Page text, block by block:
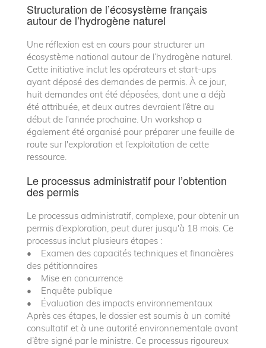
Structuration de l’écosystème français
autour de l’hydrogène naturel
Une réflexion est en cours pour structurer un
écosystème national autour de l’hydrogène naturel.
Cette initiative inclut les opérateurs et start-ups
ayant déposé des demandes de permis. À ce jour,
huit demandes ont été déposées, dont une a déjà
été attribuée, et deux autres devraient l’être au
début de l'année prochaine. Un workshop a
également été organisé pour préparer une feuille de
route sur l'exploration et l’exploitation de cette
ressource.
Le processus administratif pour l’obtention
des permis
Le processus administratif, complexe, pour obtenir un
permis d’exploration, peut durer jusqu'à 18 mois. Ce
processus inclut plusieurs étapes :
• Examen des capacités techniques et financières
des pétitionnaires
• Mise en concurrence
• Enquête publique
• Évaluation des impacts environnementaux
Après ces étapes, le dossier est soumis à un comité
consultatif et à une autorité environnementale avant
d’être signé par le ministre. Ce processus rigoureux